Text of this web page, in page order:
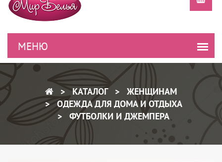
КАТАЛОГ
ЖЕНЩИНАМ
ОДЕЖДА ДЛЯ ДОМА И ОТДЫХА
ФУТБОЛКИ И ДЖЕМПЕРА